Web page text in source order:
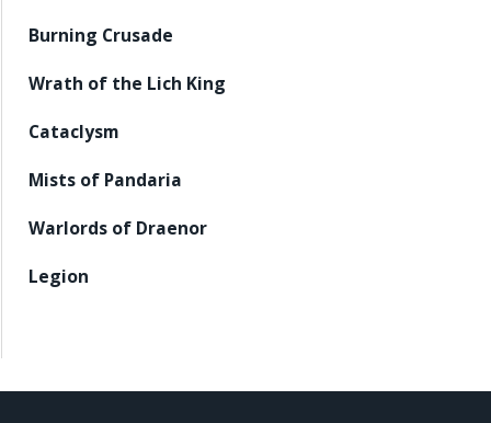
Burning Crusade
Wrath of the Lich King
Cataclysm
Mists of Pandaria
Warlords of Draenor
Legion